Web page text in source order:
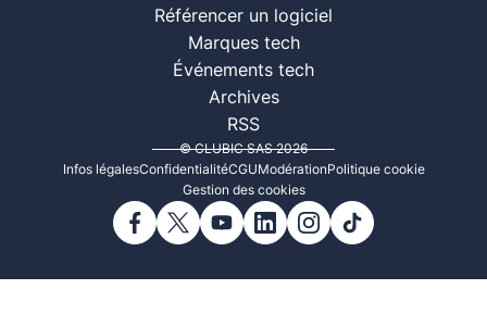
Référencer un logiciel
Marques tech
Événements tech
Archives
RSS
© CLUBIC SAS 2026
Infos légalesConfidentialitéCGUModérationPolitique cookie
Gestion des cookies